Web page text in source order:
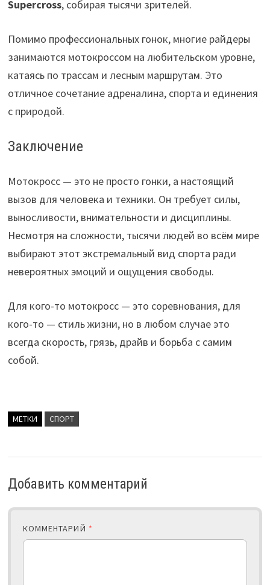
Supercross, собирая тысячи зрителей.
Помимо профессиональных гонок, многие райдеры
занимаются мотокроссом на любительском уровне,
катаясь по трассам и лесным маршрутам. Это
отличное сочетание адреналина, спорта и единения
с природой.
Заключение
Мотокросс — это не просто гонки, а настоящий
вызов для человека и техники. Он требует силы,
выносливости, внимательности и дисциплины.
Несмотря на сложности, тысячи людей во всём мире
выбирают этот экстремальный вид спорта ради
невероятных эмоций и ощущения свободы.
Для кого-то мотокросс — это соревнования, для
кого-то — стиль жизни, но в любом случае это
всегда скорость, грязь, драйв и борьба с самим
собой.
МЕТКИ СПОРТ
Добавить комментарий
КОММЕНТАРИЙ *